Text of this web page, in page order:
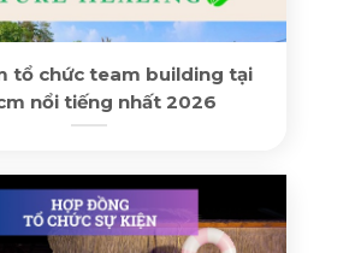
tổ chức team building tại
nổi tiếng nhất 2026